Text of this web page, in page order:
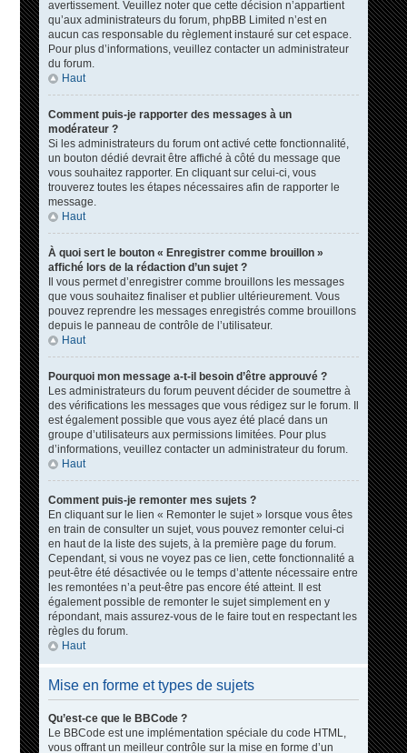
avertissement. Veuillez noter que cette décision n’appartient
qu’aux administrateurs du forum, phpBB Limited n’est en
aucun cas responsable du règlement instauré sur cet espace.
Pour plus d’informations, veuillez contacter un administrateur
du forum.
Haut
Comment puis-je rapporter des messages à un
modérateur ?
Si les administrateurs du forum ont activé cette fonctionnalité,
un bouton dédié devrait être affiché à côté du message que
vous souhaitez rapporter. En cliquant sur celui-ci, vous
trouverez toutes les étapes nécessaires afin de rapporter le
message.
Haut
À quoi sert le bouton « Enregistrer comme brouillon »
affiché lors de la rédaction d’un sujet ?
Il vous permet d’enregistrer comme brouillons les messages
que vous souhaitez finaliser et publier ultérieurement. Vous
pouvez reprendre les messages enregistrés comme brouillons
depuis le panneau de contrôle de l’utilisateur.
Haut
Pourquoi mon message a-t-il besoin d’être approuvé ?
Les administrateurs du forum peuvent décider de soumettre à
des vérifications les messages que vous rédigez sur le forum. Il
est également possible que vous ayez été placé dans un
groupe d’utilisateurs aux permissions limitées. Pour plus
d’informations, veuillez contacter un administrateur du forum.
Haut
Comment puis-je remonter mes sujets ?
En cliquant sur le lien « Remonter le sujet » lorsque vous êtes
en train de consulter un sujet, vous pouvez remonter celui-ci
en haut de la liste des sujets, à la première page du forum.
Cependant, si vous ne voyez pas ce lien, cette fonctionnalité a
peut-être été désactivée ou le temps d’attente nécessaire entre
les remontées n’a peut-être pas encore été atteint. Il est
également possible de remonter le sujet simplement en y
répondant, mais assurez-vous de le faire tout en respectant les
règles du forum.
Haut
Mise en forme et types de sujets
Qu’est-ce que le BBCode ?
Le BBCode est une implémentation spéciale du code HTML,
vous offrant un meilleur contrôle sur la mise en forme d’un